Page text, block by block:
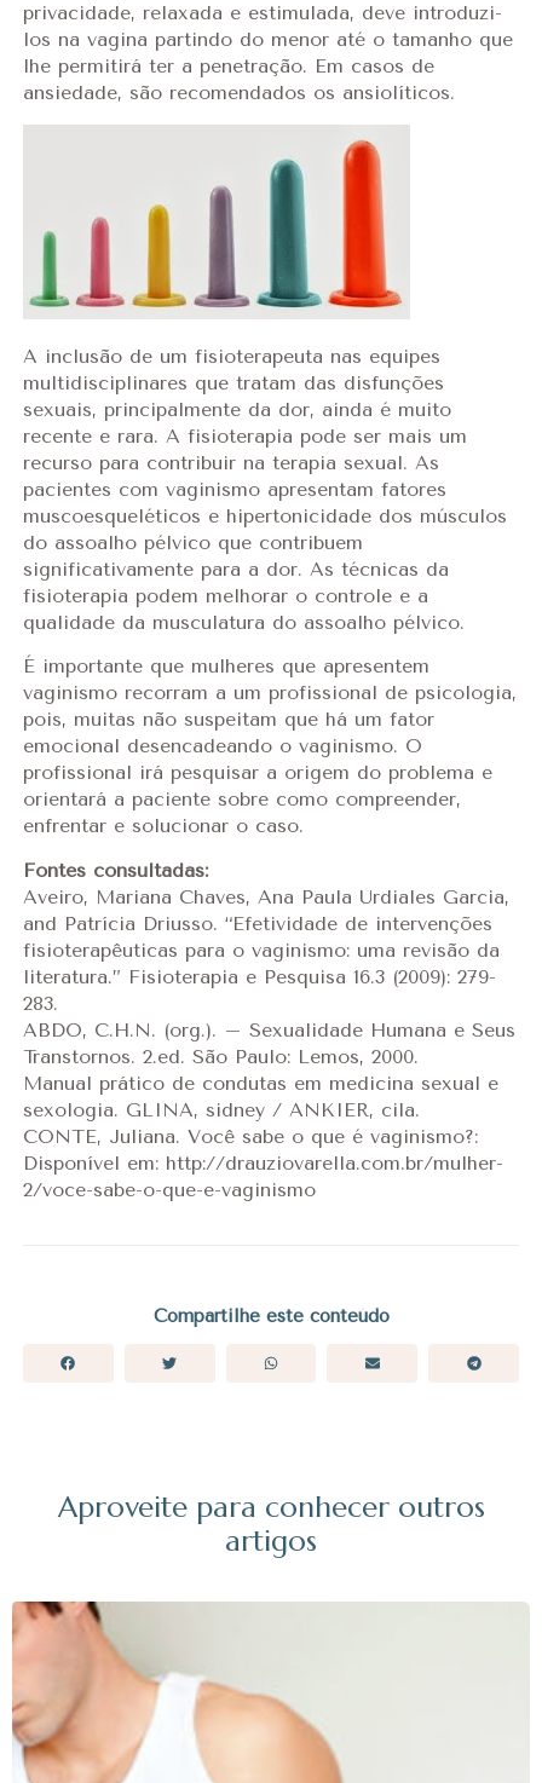
privacidade, relaxada e estimulada, deve introduzi-
los na vagina partindo do menor até o tamanho que
lhe permitirá ter a penetração. Em casos de
ansiedade, são recomendados os ansiolíticos.
A inclusão de um fisioterapeuta nas equipes
multidisciplinares que tratam das disfunções
sexuais, principalmente da dor, ainda é muito
recente e rara. A fisioterapia pode ser mais um
recurso para contribuir na terapia sexual. As
pacientes com vaginismo apresentam fatores
muscoesqueléticos e hipertonicidade dos músculos
do assoalho pélvico que contribuem
significativamente para a dor. As técnicas da
fisioterapia podem melhorar o controle e a
qualidade da musculatura do assoalho pélvico.
É importante que mulheres que apresentem
vaginismo recorram a um profissional de psicologia,
pois, muitas não suspeitam que há um fator
emocional desencadeando o vaginismo. O
profissional irá pesquisar a origem do problema e
orientará a paciente sobre como compreender,
enfrentar e solucionar o caso.
Fontes consultadas:
Aveiro, Mariana Chaves, Ana Paula Urdiales Garcia,
and Patrícia Driusso. “Efetividade de intervenções
fisioterapêuticas para o vaginismo: uma revisão da
literatura.” Fisioterapia e Pesquisa 16.3 (2009): 279-
283.
ABDO, C.H.N. (org.). – Sexualidade Humana e Seus
Transtornos. 2.ed. São Paulo: Lemos, 2000.
Manual prático de condutas em medicina sexual e
sexologia. GLINA, sidney / ANKIER, cila.
CONTE, Juliana. Você sabe o que é vaginismo?:
Disponível em: http://drauziovarella.com.br/mulher-
2/voce-sabe-o-que-e-vaginismo
Compartilhe este conteúdo
Aproveite para conhecer outros
artigos